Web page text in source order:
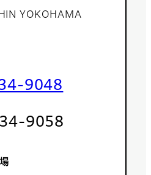
YOKOHAMA
9048
9058